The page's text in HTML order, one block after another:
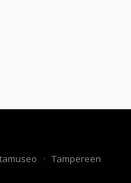
· Tampereen